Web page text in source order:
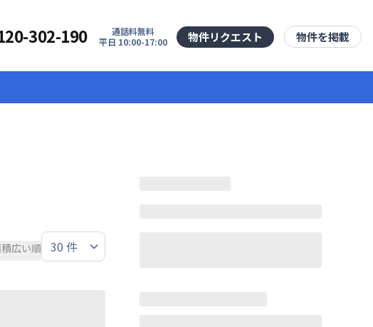
302-190
通話料無料
平日 10:00-17:00
物件リクエスト 物件を掲載
広い順